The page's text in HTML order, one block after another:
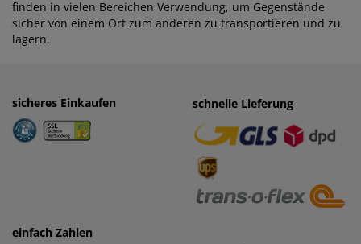
finden in vielen Bereichen Verwendung, um Gegenstände
sicher von einem Ort zum anderen zu transportieren und zu
lagern.
sicheres Einkaufen einfaches Zahlen
· Rechnung
· Vorkasse
schnelle Lieferung
einfach Zahlen